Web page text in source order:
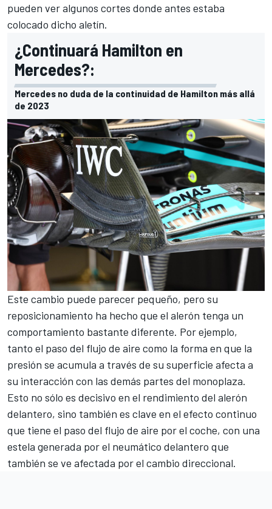
pueden ver algunos cortes donde antes estaba
colocado dicho aletín.
¿Continuará Hamilton en
Mercedes?:
Mercedes no duda de la continuidad de Hamilton más allá
de 2023
Este cambio puede parecer pequeño, pero su
reposicionamiento ha hecho que el alerón tenga un
comportamiento bastante diferente. Por ejemplo,
tanto el paso del flujo de aire como la forma en que la
presión se acumula a través de su superficie afecta a
su interacción con las demás partes del monoplaza.
Esto no sólo es decisivo en el rendimiento del alerón
delantero, sino también es clave en el efecto continuo
que tiene el paso del flujo de aire por el coche, con una
estela generada por el neumático delantero que
también se ve afectada por el cambio direccional.